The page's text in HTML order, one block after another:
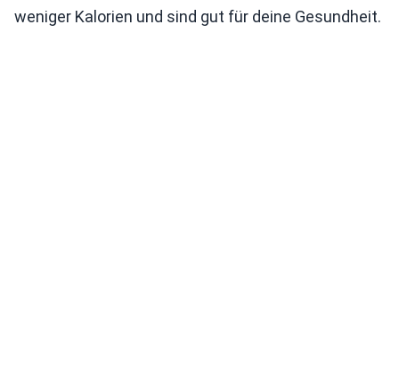
weniger Kalorien und sind gut für deine Gesundheit.